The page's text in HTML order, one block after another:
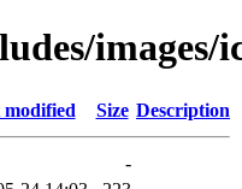
modified Size Description
-